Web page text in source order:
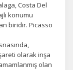
Costa Del
konumu
biridir. Picasso
olarak inşa
olan